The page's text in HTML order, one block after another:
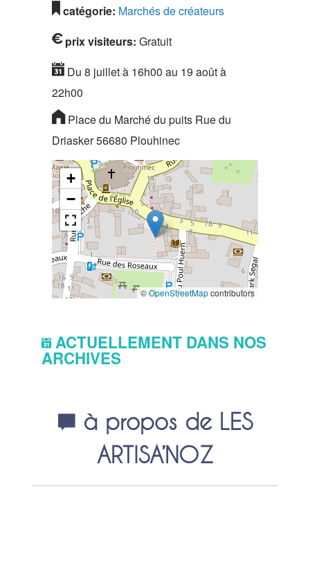
catégorie: Marchés de créateurs
prix visiteurs: Gratuit
Du 8 juillet à 16h00 au 19 août à
22h00
Place du Marché du puits Rue du
Driasker 56680 Plouhinec
+
−
©OpenStreetMapcontributors
ACTUELLEMENT DANS NOS
ARCHIVES
à propos de LES
ARTISA’NOZ